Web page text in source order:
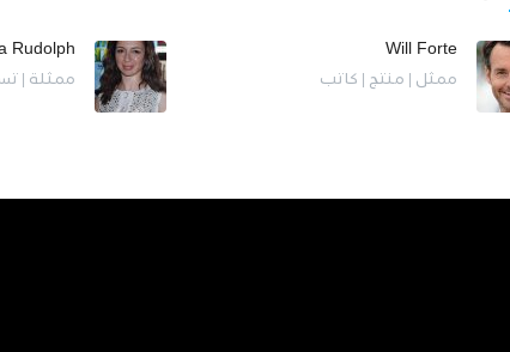
Will Forte
ممثل | منتج | كاتب
Rudolph
ممثلة |